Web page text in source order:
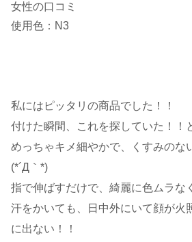
女性の口コミ
使用色：N3
私にはピッタリの商品でした！！
付けた瞬間、これを探していた！！
めっちゃキメ細やかで、
くすみのな
(*´Д｀*)
指で伸ばすだけで、綺麗に色ムラな
汗をかいても、日中外にいて顔が火
に出ない！！